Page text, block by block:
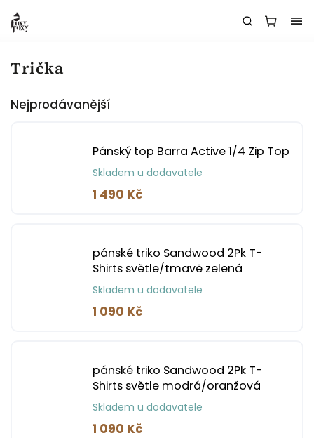
Trička
Nejprodávanější
Pánský top Barra Active 1/4 Zip Top
Skladem u dodavatele
1 490 Kč
pánské triko Sandwood 2Pk T-
Shirts světle/tmavě zelená
Skladem u dodavatele
1 090 Kč
pánské triko Sandwood 2Pk T-
Shirts světle modrá/oranžová
Skladem u dodavatele
1 090 Kč